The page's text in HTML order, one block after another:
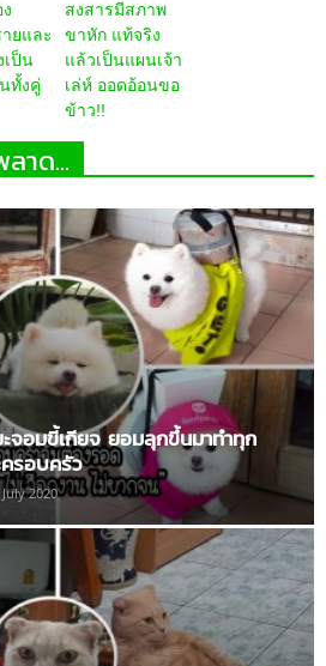
ยและ
ป็น
ทั้งคู่
สงสารมีสภาพ
ขาหัก แท้จริง
แล้วเป็นแผนเจ้า
เล่ห์ ออดอ้อนขอ
ข้าว!!
าด...
จอมขี้เกียจ ยอมลุกขึ้นมาทำทุก
รอบครัว
2020